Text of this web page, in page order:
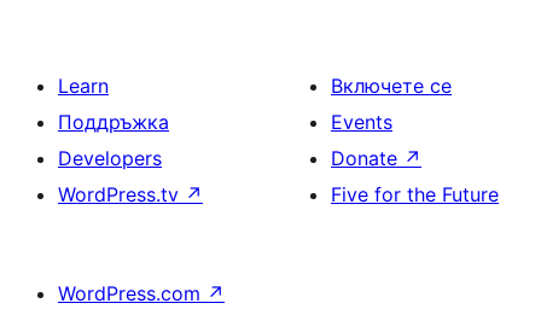
Learn
Поддръжка
Developers
WordPress.tv ↗
Включете се
Events
Donate ↗
Five for the Future
WordPress.com ↗